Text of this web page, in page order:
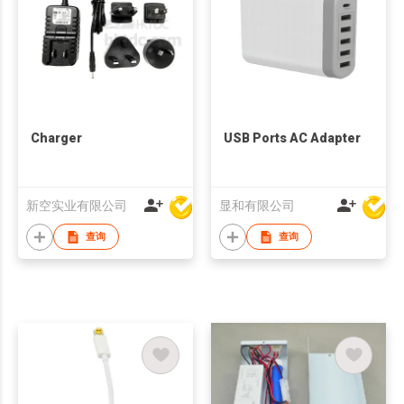
Charger
新空实业有限公司
查询
USB Ports AC Adapter
显和有限公司
查询